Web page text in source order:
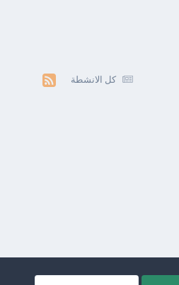
كل الانشطة